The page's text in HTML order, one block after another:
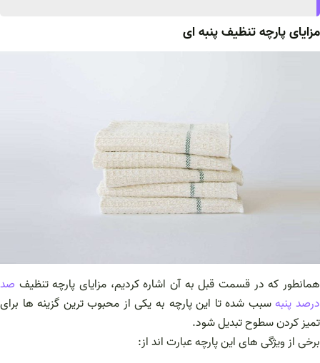
مزایای پارچه تنظیف پنبه ای
همانطور که در قسمت قبل به آن اشاره کردیم، مزایای پارچه تنظیف صد
درصد پنبهسبب شده تا این پارچه به یکی از محبوب ترین گزینه ها برای
تمیز کردن سطوح تبدیل شود.
برخی از ویژگی های این پارچه عبارت اند از: